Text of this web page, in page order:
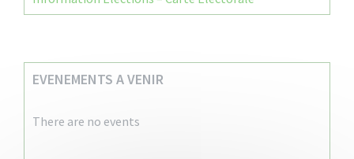
EVENEMENTS A VENIR
There are no events